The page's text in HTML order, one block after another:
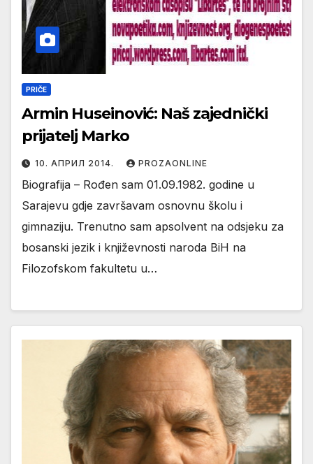
PRIČE
Armin Huseinović: Naš zajednički
prijatelj Marko
10. АПРИЛ 2014. PROZAONLINE
Biografija – Rođen sam 01.09.1982. godine u
Sarajevu gdje završavam osnovnu školu i
gimnaziju. Trenutno sam apsolvent na odsjeku za
bosanski jezik i književnosti naroda BiH na
Filozofskom fakultetu u…